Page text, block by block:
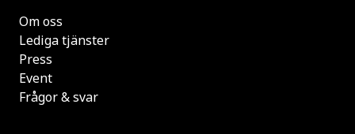
Om oss
Lediga tjänster
Press
Event
Frågor & svar